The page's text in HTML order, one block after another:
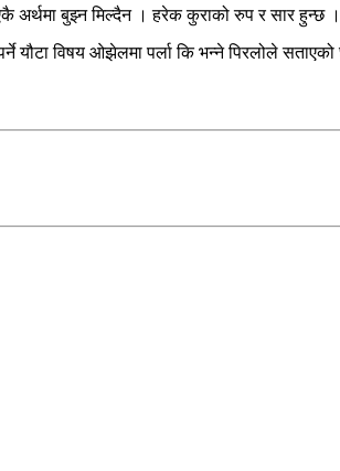
अर्थमा बुझ्न मिल्दैन । हरेक कुराको रुप र सार
यौटा विषय ओझेलमा पर्ला कि भन्‍ने पिरलोले